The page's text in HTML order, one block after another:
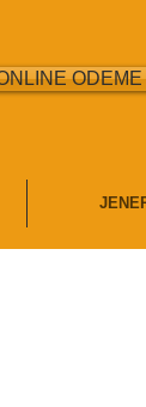
ODEME